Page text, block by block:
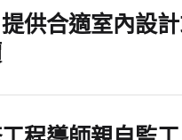
供合適室內設